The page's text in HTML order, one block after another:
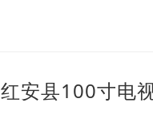
红安县100寸电